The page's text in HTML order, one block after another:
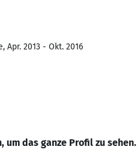
Apr. 2013 - Okt. 2016
um das ganze Profil zu sehen.